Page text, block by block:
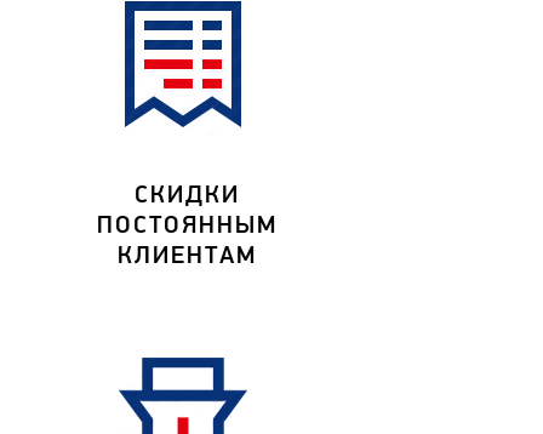
СКИДКИ
ПОСТОЯННЫМ
КЛИЕНТАМ